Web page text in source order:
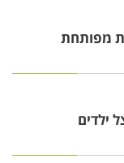
מפותחת
ילדים